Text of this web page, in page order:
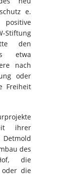
e.
Stiftung
den
etwa
nach
oder
Freiheit
ihrer
des
die
oder die